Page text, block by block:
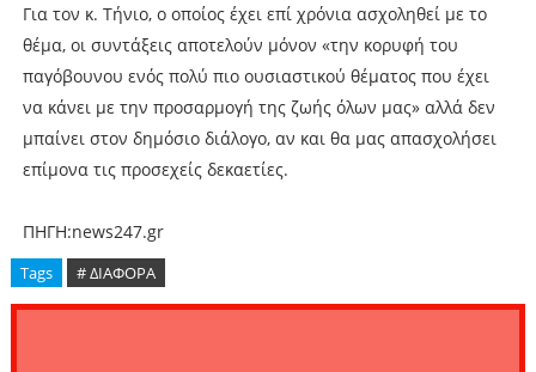
Για τον κ. Τήνιο, ο οποίος έχει επί χρόνια ασχοληθεί με το
θέμα, οι συντάξεις αποτελούν μόνον «την κορυφή του
παγόβουνου ενός πολύ πιο ουσιαστικού θέματος που έχει
να κάνει με την προσαρμογή της ζωής όλων μας» αλλά δεν
μπαίνει στον δημόσιο διάλογο, αν και θα μας απασχολήσει
επίμονα τις προσεχείς δεκαετίες.
ΠΗΓΗ:news247.gr
Tags # ΔΙΑΦΟΡΑ